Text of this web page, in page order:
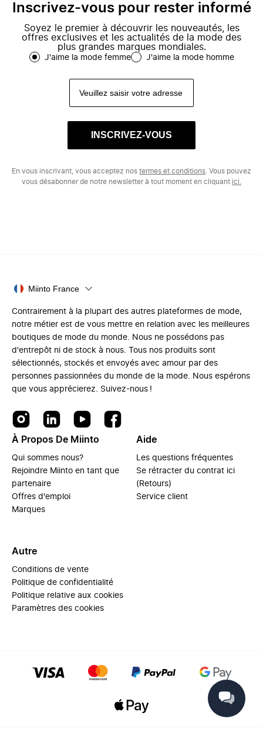
Inscrivez-vous pour rester informé
Soyez le premier à découvrir les nouveautés, les
offres exclusives et les actualités de la mode des
plus grandes marques mondiales.
J'aime la mode femme J'aime la mode homme
INSCRIVEZ-VOUS
En vous inscrivant, vous acceptez nos termes et conditions . Vous pouvez
vous désabonner de notre newsletter à tout moment en cliquant ici.
Miinto France
Contrairement à la plupart des autres plateformes de mode,
notre métier est de vous mettre en relation avec les meilleures
boutiques de mode du monde. Nous ne possédons pas
d'entrepôt ni de stock à nous. Tous nos produits sont
sélectionnés, stockés et envoyés avec amour par des
personnes passionnées du monde de la mode. Nous espérons
que vous apprécierez. Suivez-nous !
À Propos De Miinto
Qui sommes nous?
Rejoindre Miinto en tant que
partenaire
Offres d'emploi
Marques
Aide
Les questions fréquentes
Se rétracter du contrat ici
(Retours)
Service client
Autre
Conditions de vente
Politique de confidentialité
Politique relative aux cookies
Paramètres des cookies